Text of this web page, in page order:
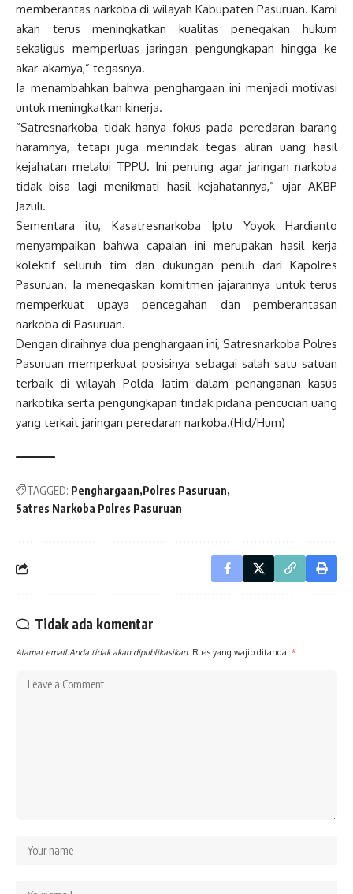
memberantas narkoba di wilayah Kabupaten Pasuruan. Kami
akan terus meningkatkan kualitas penegakan hukum
sekaligus memperluas jaringan pengungkapan hingga ke
akar-akarnya,” tegasnya.
Ia menambahkan bahwa penghargaan ini menjadi motivasi
untuk meningkatkan kinerja.
“Satresnarkoba tidak hanya fokus pada peredaran barang
haramnya, tetapi juga menindak tegas aliran uang hasil
kejahatan melalui TPPU. Ini penting agar jaringan narkoba
tidak bisa lagi menikmati hasil kejahatannya,” ujar AKBP
Jazuli.
Sementara itu, Kasatresnarkoba Iptu Yoyok Hardianto
menyampaikan bahwa capaian ini merupakan hasil kerja
kolektif seluruh tim dan dukungan penuh dari Kapolres
Pasuruan. Ia menegaskan komitmen jajarannya untuk terus
memperkuat upaya pencegahan dan pemberantasan
narkoba di Pasuruan.
Dengan diraihnya dua penghargaan ini, Satresnarkoba Polres
Pasuruan memperkuat posisinya sebagai salah satu satuan
terbaik di wilayah Polda Jatim dalam penanganan kasus
narkotika serta pengungkapan tindak pidana pencucian uang
yang terkait jaringan peredaran narkoba.(Hid/Hum)
TAGGED: Penghargaan Polres Pasuruan
Satres Narkoba Polres Pasuruan
Tidak ada komentar
Alamat email Anda tidak akan dipublikasikan. Ruas yang wajib ditandai *